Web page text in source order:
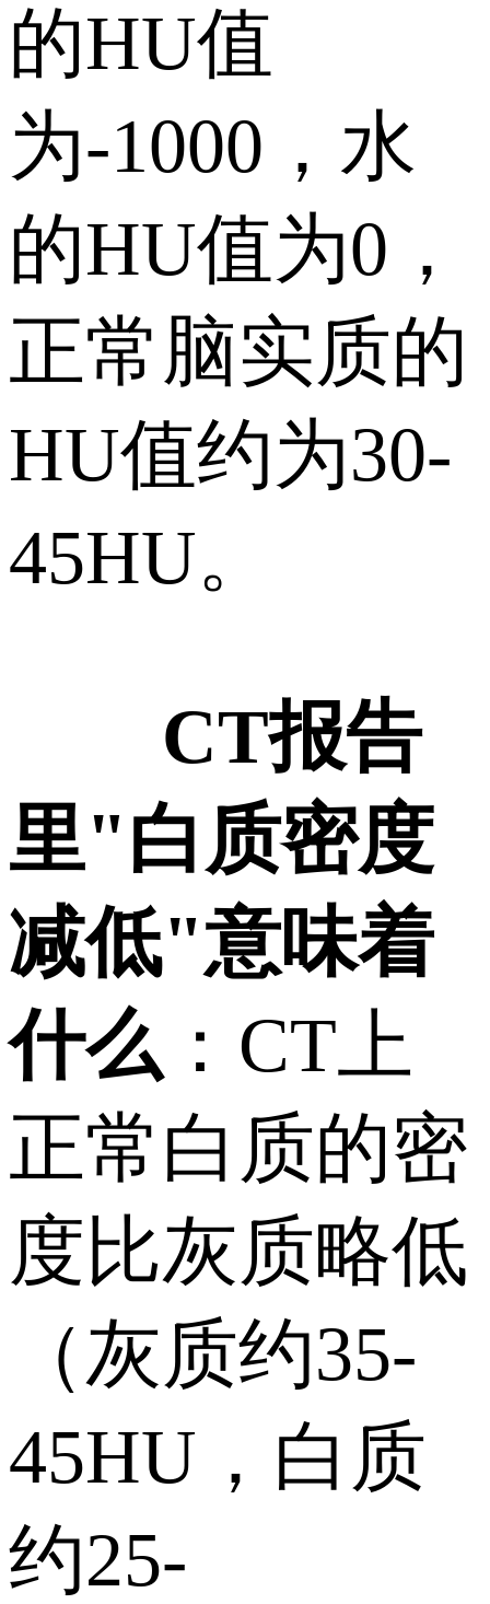
的HU值
为-1000，水
的HU值为0，
正常脑实质的
HU值约为30-
45HU。
CT报告
里"白质密度
减低"意味着
什么 ：CT上
正常白质的密
度比灰质略低
（灰质约35-
45HU，白质
约25-